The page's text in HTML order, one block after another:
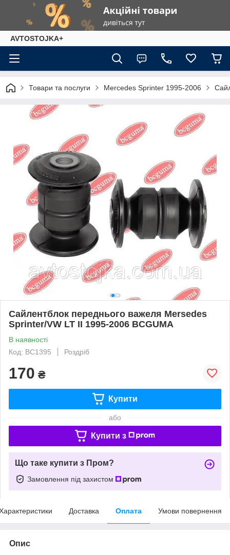
AVTOSTOJKA+
Товари та послуги Mercedes Sprinter 1995-2006
Сайлентблок переднього важеля Mersedes
Sprinter/VW LT II 1995-2006 BCGUMA
В наявності
Код: BC1395
Роздріб
170 ₴
Купити
або
Купити з
Що таке купити з Пром?
Замовлення під захистом
Доставка Оплата Умови повернення
Опис